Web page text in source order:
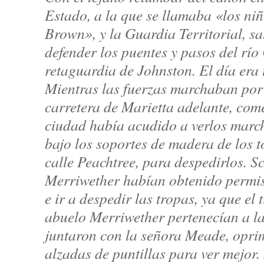
Estado, a la que se llamaba «los
Brown», y la Guardia Territorial,
defender los puentes y pasos del
retaguardia de Johnston. El día
Mientras las fuerzas marchaban
carretera de Marietta adelante,
ciudad había acudido a verlos
bajo los soportes de madera de los
calle Peachtree, para despedirlos.
Merriwether habían obtenido
e ir a despedir las tropas, ya que el
abuelo Merriwether pertenecían a
juntaron con la señora Meade,
alzadas de puntillas para ver